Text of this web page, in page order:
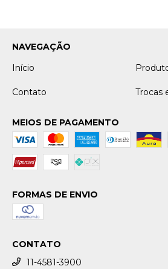
NAVEGAÇÃO
Início
Contato Trocas
MEIOS DE PAGAMENTO
FORMAS DE ENVIO
CONTATO
11-4581-3900